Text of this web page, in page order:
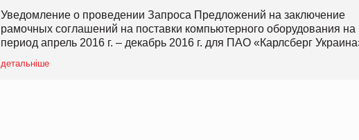
Уведомление о проведении Запроса Предложений на заключение
рамочных соглашений на поставки компьютерного оборудования на
период апрель 2016 г. – декабрь 2016 г. для ПАО «Карлсберг
детальніше